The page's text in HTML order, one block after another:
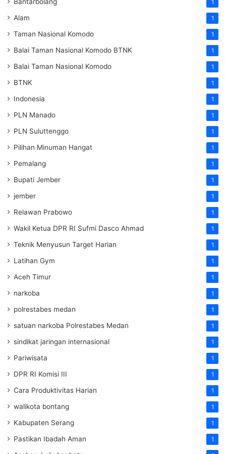
1
Alam 1
Taman Nasional Komodo 1
Balai Taman Nasional Komodo BTNK 1
Balai Taman Nasional Komodo 1
BTNK 1
Indonesia 1
PLN Manado 1
PLN Suluttenggo 1
Pilihan Minuman Hangat 1
Pemalang 1
Bupati Jember 1
jember 1
Relawan Prabowo 1
Wakil Ketua DPR RI Sufmi Dasco Ahmad 1
Teknik Menyusun Target Harian 1
Latihan Gym 1
Aceh Timur 1
narkoba 1
polrestabes medan 1
satuan narkoba Polrestabes Medan 1
sindikat jaringan internasional 1
Pariwisata 1
DPR RI Komisi III 1
Cara Produktivitas Harian 1
walikota bontang 1
Kabupaten Serang 1
Pastikan Ibadah Aman 1